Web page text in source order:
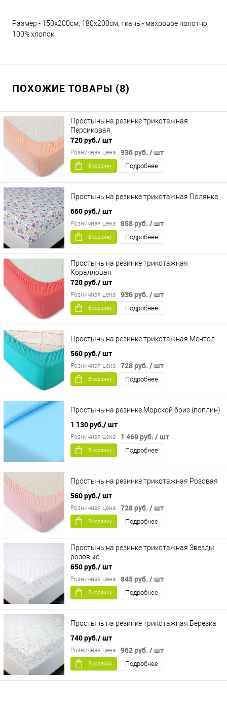
Размер - 150х200см, 180х200см, ткань - махровое полотно,
100% хлопок
ПОХОЖИЕ ТОВАРЫ (8)
Простынь на резинке трикотажная
Персиковая
720 руб./ шт
936 руб. / шт
Розничная цена
В корзину Подробнее
Простынь на резинке трикотажная Полянка
660 руб./ шт
858 руб. / шт
Розничная цена
В корзину Подробнее
Простынь на резинке трикотажная
Коралловая
720 руб./ шт
936 руб. / шт
Розничная цена
В корзину Подробнее
Простынь на резинке трикотажная Ментол
560 руб./ шт
728 руб. / шт
Розничная цена
В корзину Подробнее
Простынь на резинке Морской бриз (поплин)
1 130 руб./ шт
1 469 руб. / шт
Розничная цена
В корзину Подробнее
Простынь на резинке трикотажная Розовая
560 руб./ шт
728 руб. / шт
Розничная цена
В корзину Подробнее
Простынь на резинке трикотажная Звезды
розовые
650 руб./ шт
845 руб. / шт
Розничная цена
В корзину Подробнее
Простынь на резинке трикотажная Березка
740 руб./ шт
962 руб. / шт
Розничная цена
В корзину Подробнее